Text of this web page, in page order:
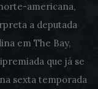
americana,
a deputada
em The Bay,
que já se
sexta temporada